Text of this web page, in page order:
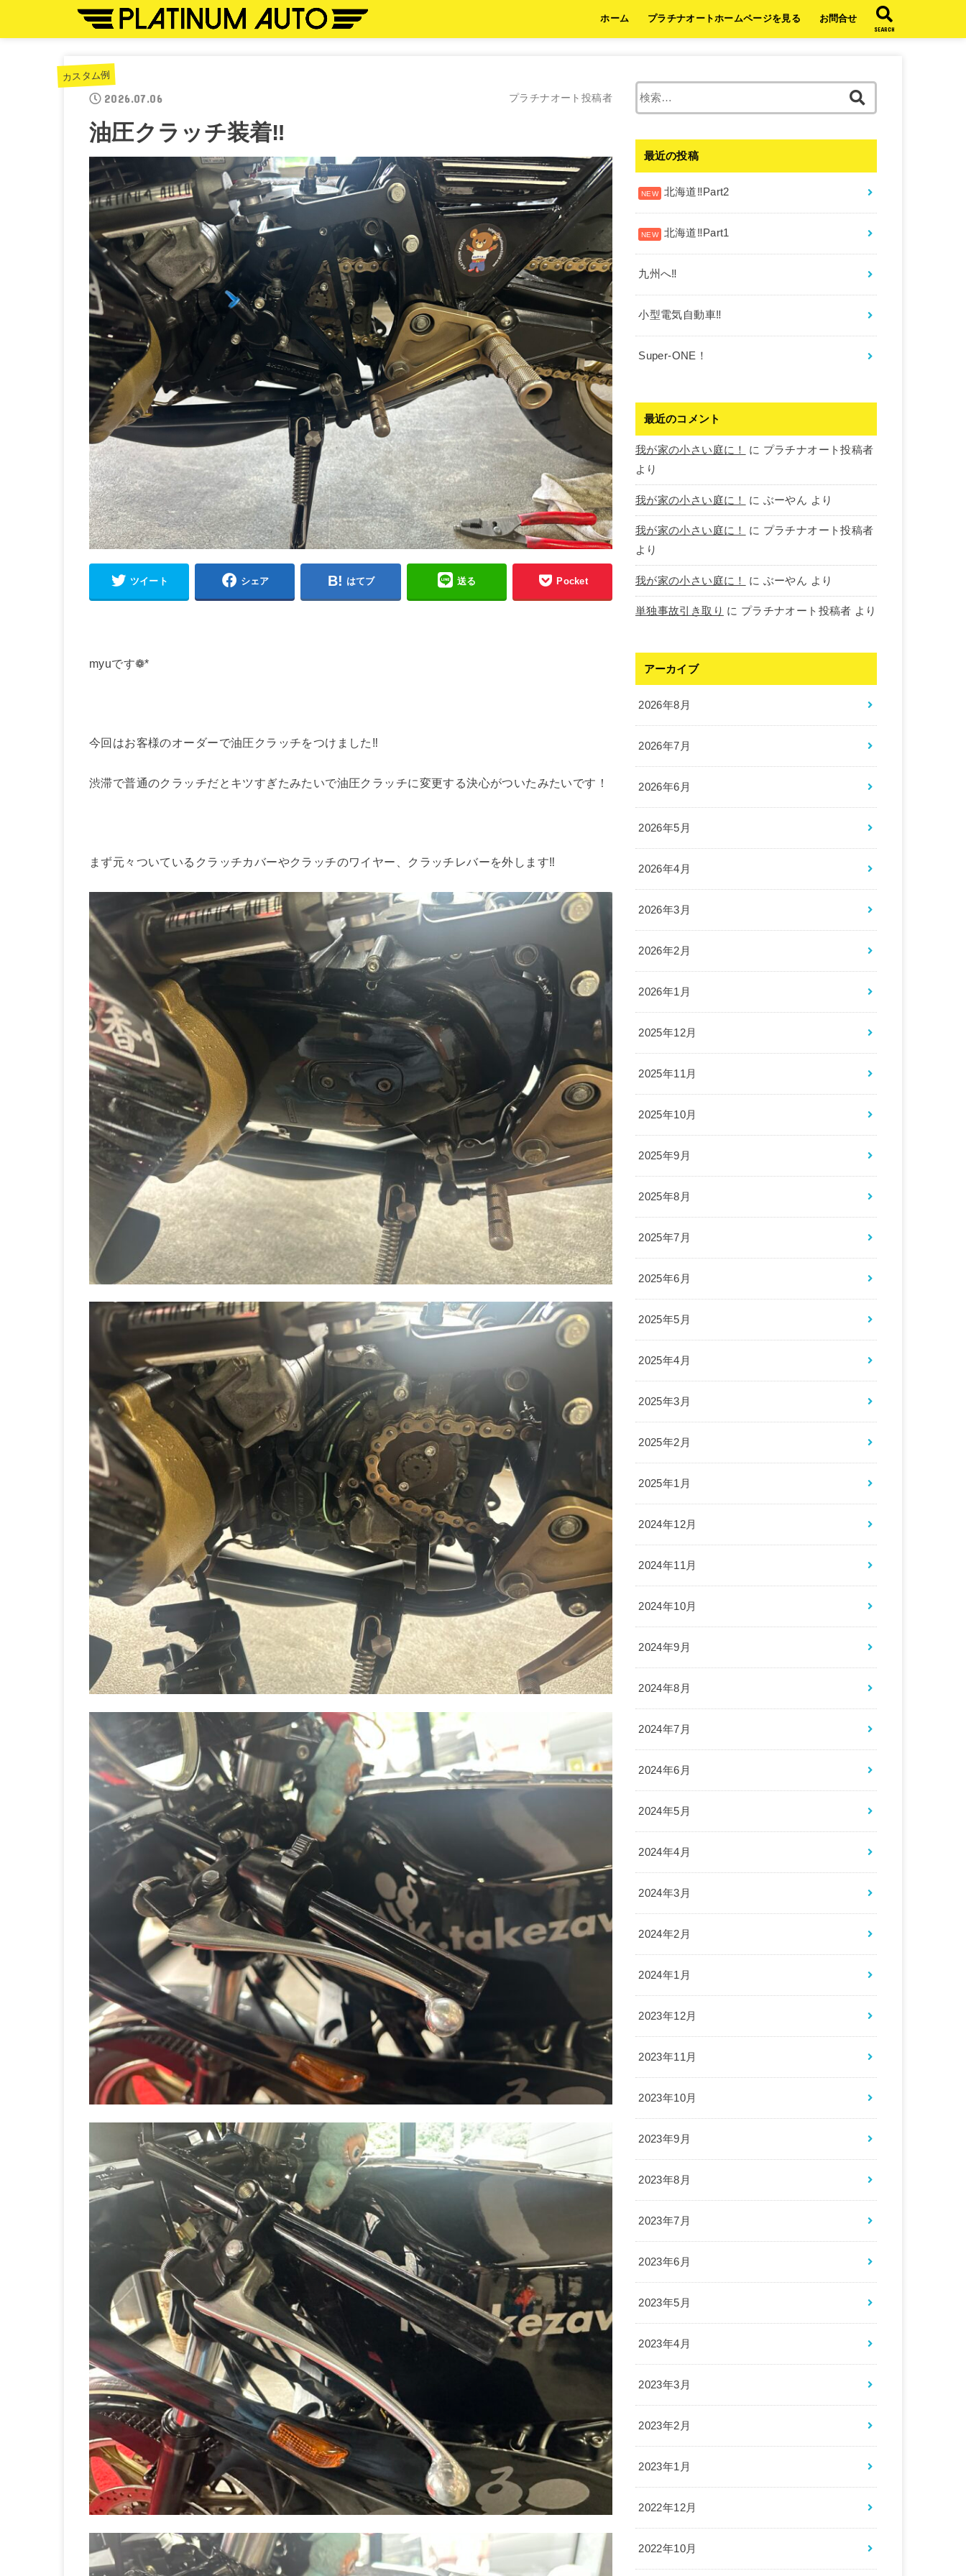
ホーム プラチナオートホームページを見る お問合せ
SEARCH
カスタム例
2026.07.06 プラチナオート投稿者
油圧クラッチ装着‼︎
ツイート シェア はてブ 送る Pocket
myuです❁*
今回はお客様のオーダーで油圧クラッチをつけました‼︎
渋滞で普通のクラッチだとキツすぎたみたいで油圧クラッチに変更する決心がついたみたいです！
まず元々ついているクラッチカバーやクラッチのワイヤー、クラッチレバーを外します‼︎
最近の投稿
北海道‼︎Part2
北海道‼︎Part1
九州へ‼︎
小型電気自動車‼︎
Super-ONE！
最近のコメント
我が家の小さい庭に！ に プラチナオート投稿者
より
我が家の小さい庭に！ に ぶーやん より
我が家の小さい庭に！ に プラチナオート投稿者
より
我が家の小さい庭に！ に ぶーやん より
単独事故引き取り に プラチナオート投稿者 より
アーカイブ
2026年8月
2026年7月
2026年6月
2026年5月
2026年4月
2026年3月
2026年2月
2026年1月
2025年12月
2025年11月
2025年10月
2025年9月
2025年8月
2025年7月
2025年6月
2025年5月
2025年4月
2025年3月
2025年2月
2025年1月
2024年12月
2024年11月
2024年10月
2024年9月
2024年8月
2024年7月
2024年6月
2024年5月
2024年4月
2024年3月
2024年2月
2024年1月
2023年12月
2023年11月
2023年10月
2023年9月
2023年8月
2023年7月
2023年6月
2023年5月
2023年4月
2023年3月
2023年2月
2023年1月
2022年12月
2022年10月